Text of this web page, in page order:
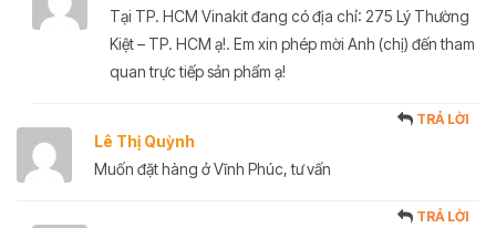
Tại TP. HCM Vinakit đang có địa chỉ: 275 Lý Thường
Kiệt – TP. HCM ạ!. Em xin phép mời Anh (chị) đến tham
quan trực tiếp sản phẩm ạ!
Lê Thị Quỳnh
TRẢ LỜI
Muốn đặt hàng ở Vĩnh Phúc, tư vấn
TRẢ LỜI